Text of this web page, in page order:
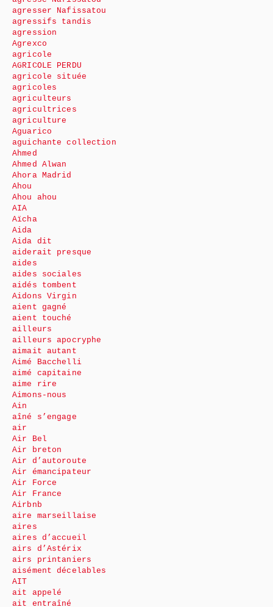
agresser Nafissatou
agressifs tandis
agression
Agrexco
agricole
AGRICOLE PERDU
agricole située
agricoles
agriculteurs
agricultrices
agriculture
Aguarico
aguichante collection
Ahmed
Ahmed Alwan
Ahora Madrid
Ahou
Ahou ahou
AIA
Aïcha
Aida
Aida dit
aiderait presque
aides
aides sociales
aidés tombent
Aidons Virgin
aient gagné
aient touché
ailleurs
ailleurs apocryphe
aimait autant
Aimé Bacchelli
aimé capitaine
aime rire
Aimons-nous
Ain
aîné s’engage
air
Air Bel
Air breton
Air d’autoroute
Air émancipateur
Air Force
Air France
Airbnb
aire marseillaise
aires
aires d’accueil
airs d’Astérix
airs printaniers
aisément décelables
AIT
ait appelé
ait entraîné